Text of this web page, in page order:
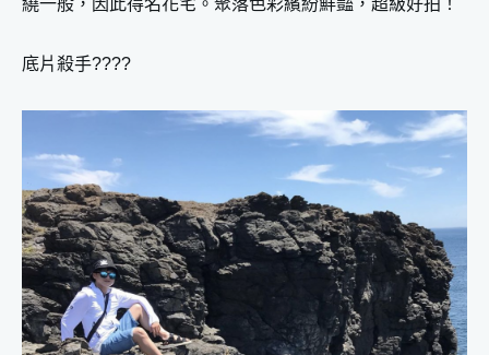
繞一般，因此得名花宅。聚落色彩繽紛鮮豔，超級好拍！
底片殺手????